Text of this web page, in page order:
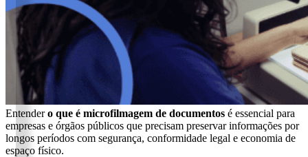
ECM
Formalização
Processamento
Documentos
Gestão
de
Documentos
Entendero que é microfilmagem de documentos é essencial para
empresas e órgãos públicos que precisam preservar informações por
longos períodos com segurança, conformidade legal e economia de
espaço físico.